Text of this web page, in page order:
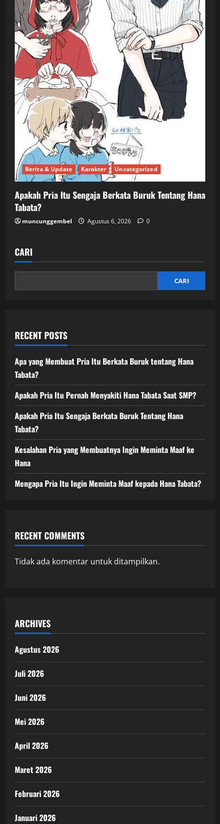
Berita & Update Karakter Uncategorized
Apakah Pria Itu Sengaja Berkata Buruk Tentang Hana
Tabata?
muncunggembel Agustus 6, 2026 0
CARI
CARI
RECENT POSTS
Apa yang Membuat Pria Itu Berkata Buruk tentang Hana
Tabata?
Apakah Pria Itu Pernah Menyakiti Hana Tabata Saat SMP?
Apakah Pria Itu Sengaja Berkata Buruk Tentang Hana
Tabata?
Kesalahan Pria yang Membuatnya Ingin Meminta Maaf ke
Hana
Mengapa Pria Itu Ingin Meminta Maaf kepada Hana Tabata?
RECENT COMMENTS
Tidak ada komentar untuk ditampilkan.
ARCHIVES
Agustus 2026
Juli 2026
Juni 2026
Mei 2026
April 2026
Maret 2026
Februari 2026
Januari 2026